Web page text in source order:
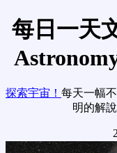
每日一天
探索宇宙！ 每天一幅
明的解